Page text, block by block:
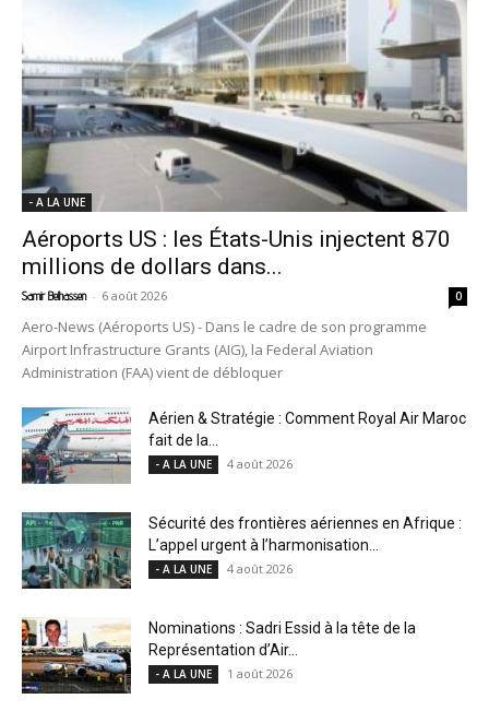
- A LA UNE
Aéroports US : les États-Unis injectent 870
millions de dollars dans...
Samir Belhassen - 6 août 2026 0
Aero-News (Aéroports US) - Dans le cadre de son programme
Airport Infrastructure Grants (AIG), la Federal Aviation
Administration (FAA) vient de débloquer
Aérien & Stratégie : Comment Royal Air Maroc
fait de la...
- A LA UNE 4 août 2026
Sécurité des frontières aériennes en Afrique :
L’appel urgent à l’harmonisation...
- A LA UNE 4 août 2026
Nominations : Sadri Essid à la tête de la
Représentation d’Air...
- A LA UNE 1 août 2026